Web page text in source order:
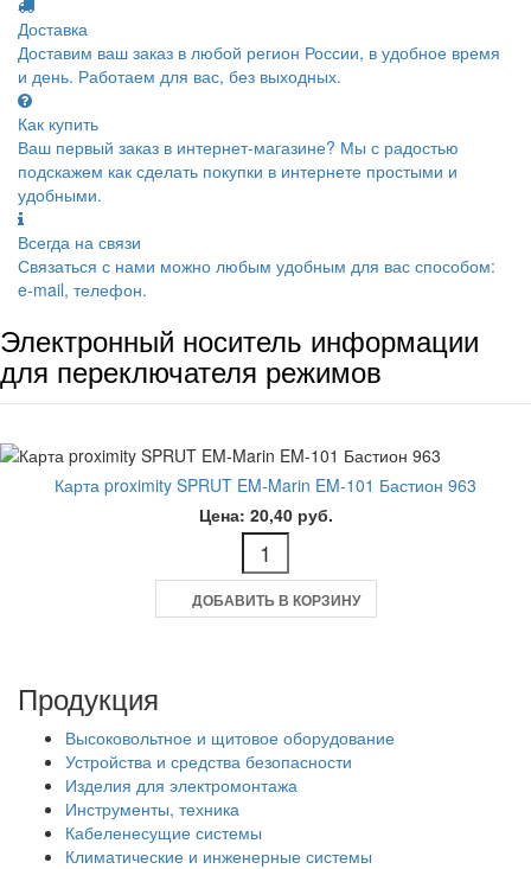
Доставка
Доставим ваш заказ в любой регион России, в удобное время
и день. Работаем для вас, без выходных.
Как купить
Ваш первый заказ в интернет-магазине? Мы с радостью
подскажем как сделать покупки в интернете простыми и
удобными.
Всегда на связи
Связаться с нами можно любым удобным для вас способом:
e-mail, телефон.
Электронный носитель информации
для переключателя режимов
Карта proximity SPRUT EM-Marin EM-101 Бастион 963
Цена: 20,40 руб.
ДОБАВИТЬ В КОРЗИНУ
Продукция
Высоковольтное и щитовое оборудование
Устройства и средства безопасности
Изделия для электромонтажа
Инструменты, техника
Кабеленесущие системы
Климатические и инженерные системы